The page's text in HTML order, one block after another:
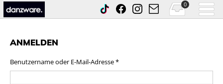
0
ANMELDEN
Benutzername oder E-Mail-Adresse*Erforderlich